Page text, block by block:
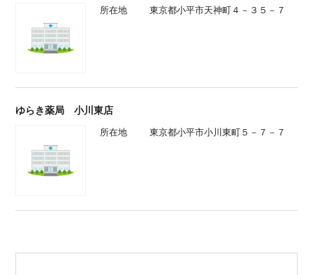
所在地 東京都小平市天神町４－３５－７
ゆらき薬局 小川東店
所在地 東京都小平市小川東町５－７－７